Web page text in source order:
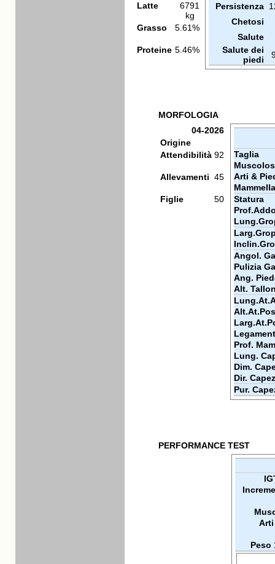
Latte
6791
kg
Grasso
5.61%
Proteine 5.46%
Persistenza
Chetosi
Salute
Salute dei
piedi
MORFOLOGIA
04-2026
Origine
Attendibilità 92
Allevamenti 45
Figlie 50
Taglia
Arti &
Mammella
Statura
Angol.
Pulizia
Ang.
Alt.
Prof.
Lung.
Dim.
Dir.
Pur.
PERFORMANCE TEST
Arti
Peso